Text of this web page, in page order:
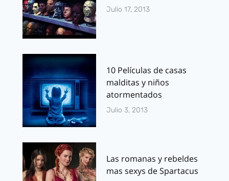
Julio 17, 2013
10 Películas de casas
malditas y niños
atormentados
Julio 3, 2013
Las romanas y rebeldes
mas sexys de Spartacus